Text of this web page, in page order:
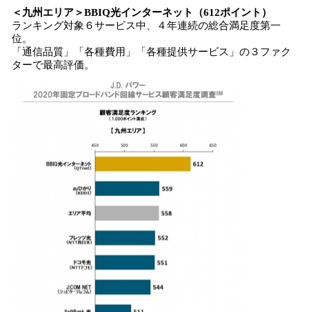
＜ 九州エリア＞BBIQ光インターネット （612ポイント）
ランキング対象６サービス中、４年連続の総合満足度第一
位。
「通信品質」「各種費用」「各種提供サービス」の３ファク
ターで最高評価。